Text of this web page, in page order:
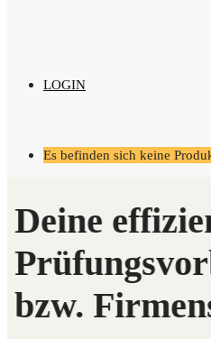
LOGIN
Es befinden sich keine